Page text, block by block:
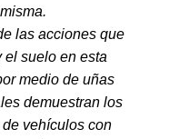
las acciones que
el suelo en esta
medio de uñas
demuestran los
vehículos con